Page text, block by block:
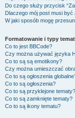
Do czego służy przycisk
Dlaczego mój post musi być
W jaki sposób mogę
Formatowanie i typy
Co to jest BBCode?
Czy można używać języka
Co to są są emotikony?
Czy można umieszczać
Co to są ogłoszenia
Co to są ogłoszenia?
Co to są przyklejone tematy?
Co to są zamknięte tematy?
Co to są ikony tematu?